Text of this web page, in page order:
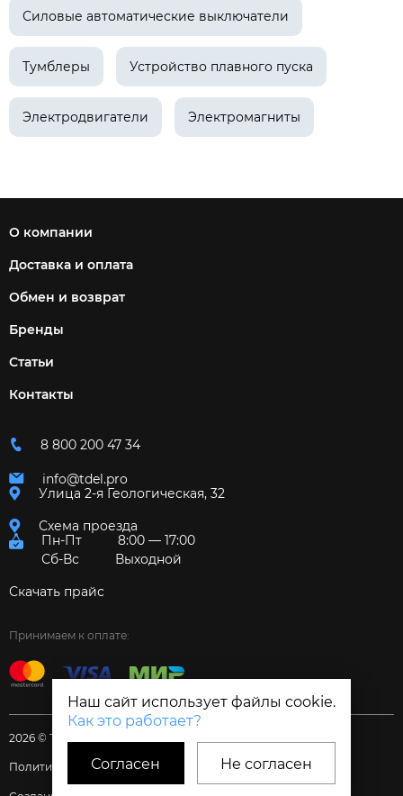
Наш сайт использует файлы cookie.
Как это работает?
Согласен Не согласен
Силовые автоматические выключатели
Тумблеры Устройство плавного пуска
Электродвигатели Электромагниты
О компании
Доставка и оплата
Обмен и возврат
Бренды
Статьи
Контакты
8 800 200 47 34
info@tdel.pro
Улица 2-я Геологическая, 32
Схема проезда
Пн-Пт
8:00 — 17:00
Сб-Вс
Выходной
Скачать прайс
Принимаем к оплате:
2026 © Торговый дом «Электрум»
Политика и Согласия